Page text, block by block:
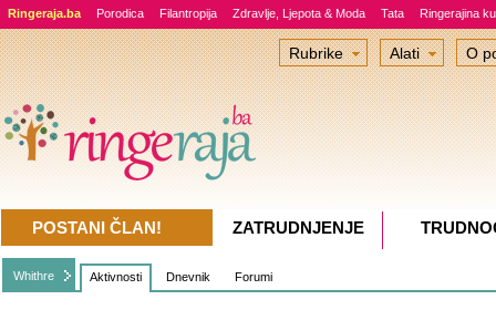
Ringeraja.ba Porodica Filantropija Zdravlje, Ljepota & Moda Tata Ringerajina
Whithre Aktivnosti Dnevnik Forumi
Rubrike Alati O
POSTANI ČLAN! ZATRUDNJENJE